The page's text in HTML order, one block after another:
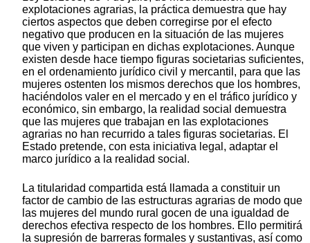
explotaciones agrarias, la práctica demuestra que hay
ciertos aspectos que deben corregirse por el efecto
negativo que producen en la situación de las mujeres
que viven y participan en dichas explotaciones. Aunque
existen desde hace tiempo figuras societarias suficientes,
en el ordenamiento jurídico civil y mercantil, para que las
mujeres ostenten los mismos derechos que los hombres,
haciéndolos valer en el mercado y en el tráfico jurídico y
económico, sin embargo, la realidad social demuestra
que las mujeres que trabajan en las explotaciones
agrarias no han recurrido a tales figuras societarias. El
Estado pretende, con esta iniciativa legal, adaptar el
marco jurídico a la realidad social.
La titularidad compartida está llamada a constituir un
factor de cambio de las estructuras agrarias de modo que
las mujeres del mundo rural gocen de una igualdad de
derechos efectiva respecto de los hombres. Ello permitirá
la supresión de barreras formales y sustantivas, así como